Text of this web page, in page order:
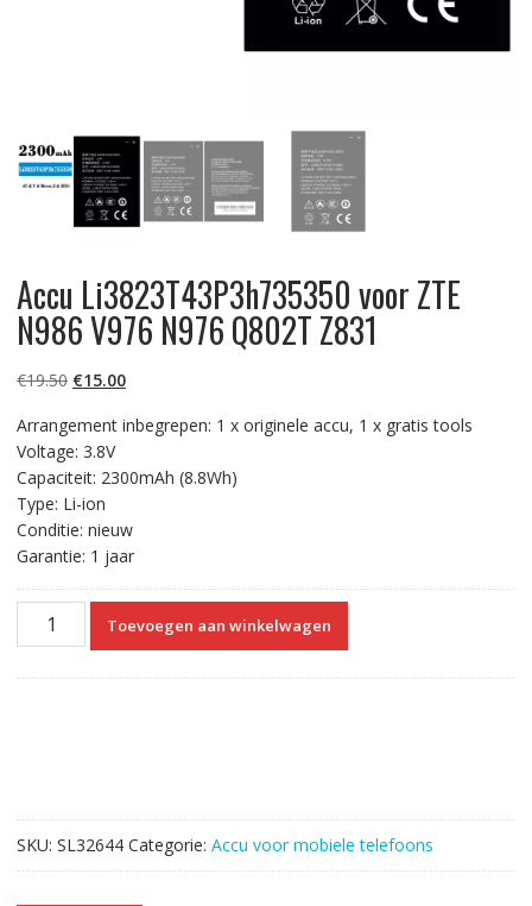
Accu Li3823T43P3h735350 voor ZTE
N986 V976 N976 Q802T Z831
€19.50 Oorspronkelijke
was:
€19.50.
€15.00Huidige
is:
Arrangement inbegrepen: 1 x originele accu, 1 x gratis tools
Voltage: 3.8V
Capaciteit: 2300mAh (8.8Wh)
Type: Li-ion
Conditie: nieuw
Garantie: 1 jaar
Accu
Li3823T43P3h735350
Z831
aantal
Toevoegen aan winkelwagen
SKU: SL32644 Categorie: Accu voor mobiele telefoons